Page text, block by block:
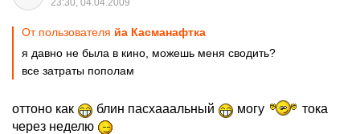
23:30, 04.04.2009
От пользователя йа Касманафтка
я давно не была в кино, можешь меня сводить?
все затраты пополам
оттоно как блин пасхааальный могу
тока
через неделю